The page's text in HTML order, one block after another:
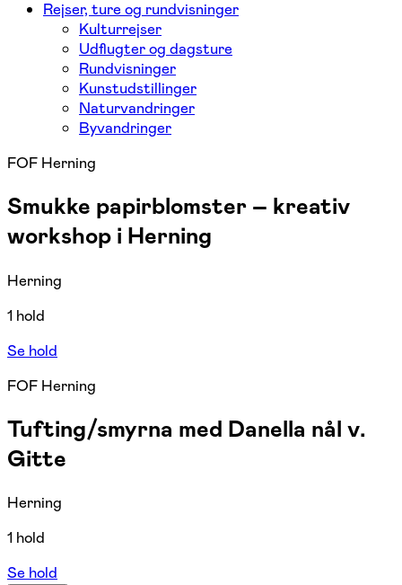
Rejser, ture og rundvisninger
Kulturrejser
Udflugter og dagsture
Rundvisninger
Kunstudstillinger
Naturvandringer
Byvandringer
FOF Herning
Smukke papirblomster – kreativ
workshop i Herning
Herning
1 hold
Se hold
FOF Herning
Tufting/smyrna med Danella nål v.
Gitte
Herning
1 hold
Se hold